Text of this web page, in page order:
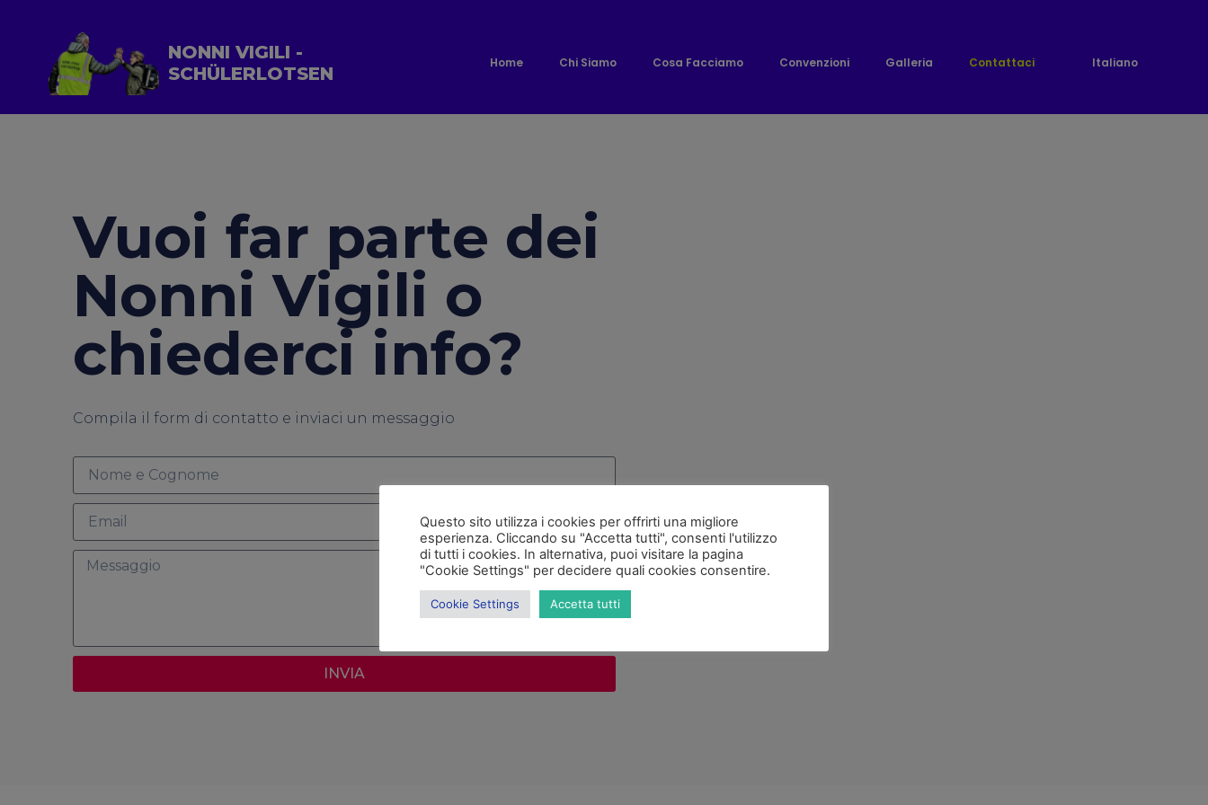
NONNI VIGILI -
SCHÜLERLOTSEN
Home Chi Siamo Cosa Facciamo Convenzioni Galleria Contattaci Italiano
Vuoi far parte dei
Nonni Vigili o
chiederci info?
Compila il form di contatto e inviaci un messaggio
INVIA
Questo sito utilizza i cookies per offrirti una migliore
esperienza. Cliccando su "Accetta tutti", consenti l'utilizzo
di tutti i cookies. In alternativa, puoi visitare la pagina
"Cookie Settings" per decidere quali cookies consentire.
Cookie Settings Accetta tutti